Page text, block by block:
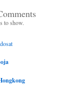
to show.